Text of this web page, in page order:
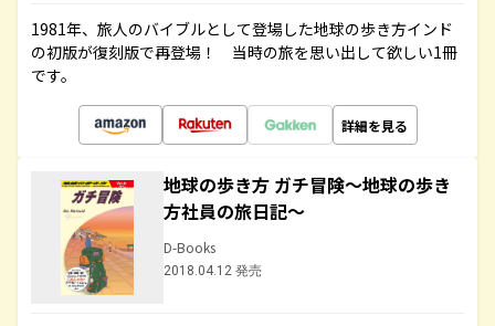
1981年、旅人のバイブルとして登場した地球の歩き方インド
の初版が復刻版で再登場！ 当時の旅を思い出して欲しい1冊
です。
詳細を見る
地球の歩き方 ガチ冒険～地球の歩き
方社員の旅日記～
D-Books
2018.04.12 発売